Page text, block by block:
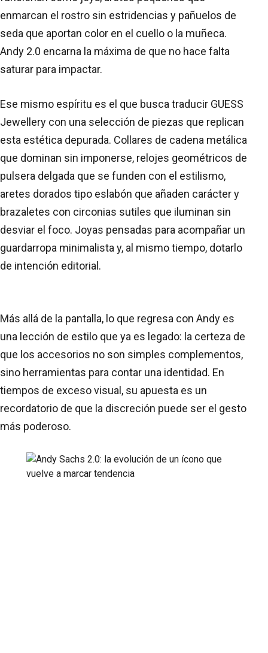
enmarcan el rostro sin estridencias y pañuelos de
seda que aportan color en el cuello o la muñeca.
Andy 2.0 encarna la máxima de que no hace falta
saturar para impactar.
Ese mismo espíritu es el que busca traducir GUESS
Jewellery con una selección de piezas que replican
esta estética depurada. Collares de cadena metálica
que dominan sin imponerse, relojes geométricos de
pulsera delgada que se funden con el estilismo,
aretes dorados tipo eslabón que añaden carácter y
brazaletes con circonias sutiles que iluminan sin
desviar el foco. Joyas pensadas para acompañar un
guardarropa minimalista y, al mismo tiempo, dotarlo
de intención editorial.
Más allá de la pantalla, lo que regresa con Andy es
una lección de estilo que ya es legado: la certeza de
que los accesorios no son simples complementos,
sino herramientas para contar una identidad. En
tiempos de exceso visual, su apuesta es un
recordatorio de que la discreción puede ser el gesto
más poderoso.